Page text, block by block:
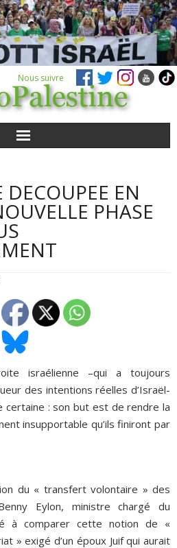
Nous suivre
DECOUPEE EN
PHASE
israélienne –qui a toujours
des intentions réelles d’Israël-
certaine : son but est de rendre la
insupportable qu’ils finiront par
du « transfert volontaire » des
Eylon, ministre chargé du
à comparer cette notion de «
» exigé d’un époux Juif qui aurait